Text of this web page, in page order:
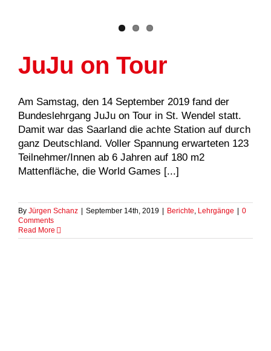
JuJu on Tour
Am Samstag, den 14 September 2019 fand der
Bundeslehrgang JuJu on Tour in St. Wendel statt.
Damit war das Saarland die achte Station auf durch
ganz Deutschland. Voller Spannung erwarteten 123
Teilnehmer/Innen ab 6 Jahren auf 180 m2
Mattenfläche, die World Games [...]
By Jürgen Schanz September 14th, 2019 Berichte, Lehrgänge
0
Comments
Read More